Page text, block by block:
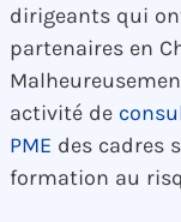
dirigeants qui
partenaires en
activité de
PME des cadres
formation au